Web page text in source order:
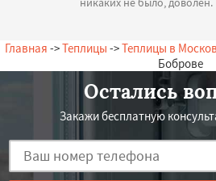
Главная ->Теплицы ->Теплицы в
Боброве
Остались
Закажи бесплатную